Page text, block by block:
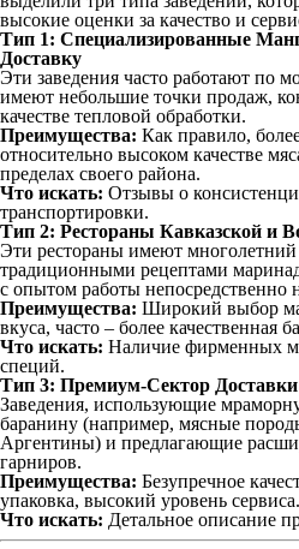
высокие оценки за качество и
Тип 1: Специализированные
Доставку
Эти заведения часто работают по
имеют небольшие точки продаж,
качестве тепловой обработки.
Преимущества: Как правило,
относительно высоком качестве
пределах своего района.
Что искать: Отзывы о
транспортировки.
Тип 2: Рестораны Кавказской и
Эти рестораны имеют
традиционными рецептами
с опытом работы непосредственно
Преимущества: Широкий выбор
вкуса, часто – более качественная
Что искать: Наличие фирменных
специй.
Тип 3: Премиум-Сектор Доставки
Заведения, использующие
баранину (например, мясные
Аргентины) и предлагающие
гарниров.
Преимущества: Безупречное
упаковка, высокий уровень сервиса.
Что искать: Детальное описание